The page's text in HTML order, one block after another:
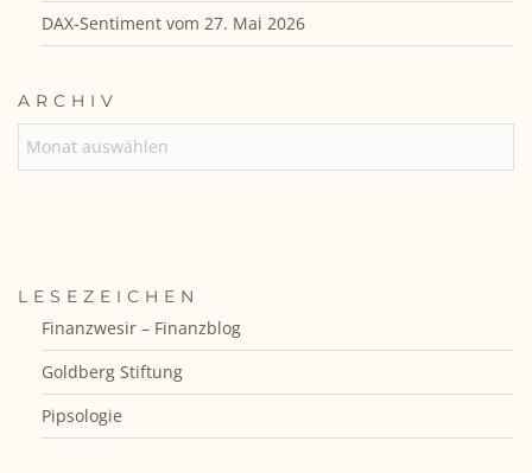
DAX-Sentiment vom 27. Mai 2026
ARCHIV
LESEZEICHEN
Finanzwesir – Finanzblog
Goldberg Stiftung
Pipsologie